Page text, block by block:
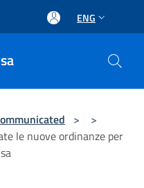
ENG
>
>
le nuove ordinanze per